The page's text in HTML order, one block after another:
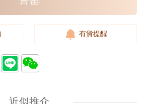
有貨提醒
近似推介